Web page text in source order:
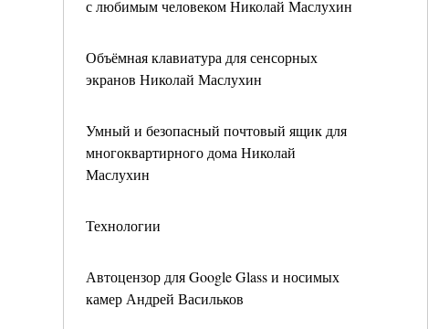
с любимым человеком Николай Маслухин
Объёмная клавиатура для сенсорных
экранов Николай Маслухин
Умный и безопасный почтовый ящик для
многоквартирного дома Николай
Маслухин
Технологии
Автоцензор для Google Glass и носимых
камер Андрей Васильков